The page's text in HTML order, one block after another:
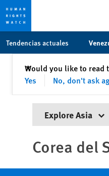
content
Tendencias actuales
Would you like to read
Yes
No, don't ask
✕Cerrar
Explore Asia
Corea del